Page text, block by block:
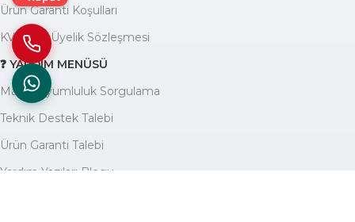
Ürün Garanti Koşulları
KVKK ve Üyelik Sözleşmesi
❓ YARDIM MENÜSÜ
Marka Uyumluluk Sorgulama
Teknik Destek Talebi
Ürün Garanti Talebi
Yardım Yazıları Blogu